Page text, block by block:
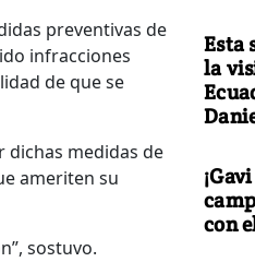
preventivas de
infracciones
de que se
dichas medidas de
ameriten su
sostuvo.
Esta
la
con